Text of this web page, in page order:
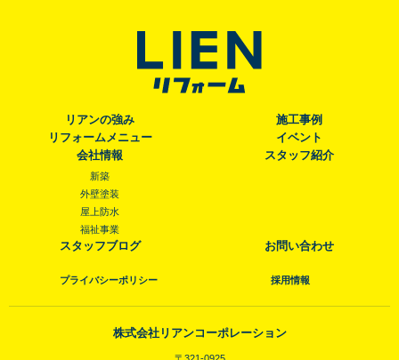
株式会社リアンコーポレーション
リアンの強み
施工事例
リフォームメニュー
イベント
会社情報
新築
外壁塗装
屋上防水
福祉事業
スタッフ紹介
スタッフブログ お問い合わせ
プライバシーポリシー 採用情報